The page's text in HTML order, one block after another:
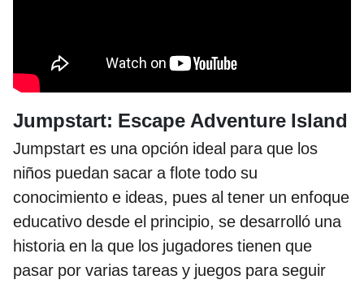
Jumpstart: Escape Adventure Island
Jumpstart es una opción ideal para que los
niños puedan sacar a flote todo su
conocimiento e ideas, pues al tener un enfoque
educativo desde el principio, se desarrolló una
historia en la que los jugadores tienen que
pasar por varias tareas y juegos para seguir